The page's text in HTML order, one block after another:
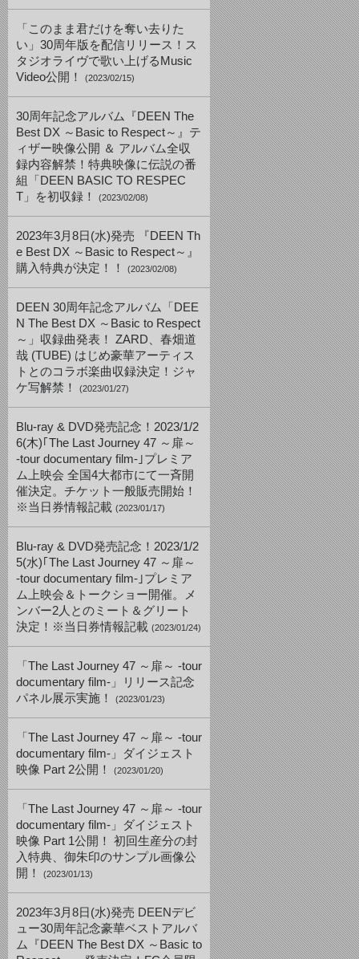
「このまま君だけを奪い去りた
い」30周年版を配信リリース！ス
タジオライヴで歌い上げるMusic
Video公開！
(2023/02/15)
30周年記念アルバム『DEEN The
Best DX ～Basic to Respect～』テ
ィザー映像公開 ＆ アルバム全収
録内容解禁！特典映像に伝説の番
組「DEEN BASIC TO RESPEC
T」を初収録！
(2023/02/08)
2023年3月8日(水)発売 『DEEN Th
e Best DX ～Basic to Respect～』
購入特典が決定！！
(2023/02/08)
DEEN 30周年記念アルバム「DEE
N The Best DX ～Basic to Respect
～」収録曲発表！ ZARD、春畑道
哉 (TUBE) はじめ豪華アーティス
トとのコラボ楽曲収録決定！ジャ
ケ写解禁！
(2023/01/27)
Blu-ray & DVD発売記念！2023/1/2
6(木)｢The Last Journey 47 ～扉～
-tour documentary film-｣プレミア
ム上映会 全国4大都市にて一斉開
催決定。チケット一般販売開始！
※当日券情報記載 (2023/01/17)
Blu-ray & DVD発売記念！2023/1/2
5(水)｢The Last Journey 47 ～扉～
-tour documentary film-｣プレミア
ム上映会＆トークショー開催。メ
ンバー2人とのミート＆グリート
決定！※当日券情報記載 (2023/01/24)
「The Last Journey 47 ～扉～ -tour
documentary film-」リリース記念
パネル展示実施！
(2023/01/23)
「The Last Journey 47 ～扉～ -tour
documentary film-」ダイジェスト
映像 Part 2公開！
(2023/01/20)
「The Last Journey 47 ～扉～ -tour
documentary film-」ダイジェスト
映像 Part 1公開！ 初回生産分の封
入特典、御朱印のサンプル画像公
開！
(2023/01/13)
2023年3月8日(水)発売 DEENデビ
ュー30周年記念豪華ベストアルバ
ム『DEEN The Best DX ～Basic to